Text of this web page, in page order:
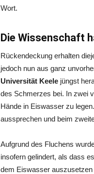
Wort.
Die Wissenschaft
Rückendeckung erhalten
jedoch nun aus ganz
Universität Keele jüngst
des Schmerzes bei. In zwei
Hände in Eiswasser zu
aussprechen und beim
Aufgrund des Fluchens
insofern gelindert, als dass
dem Eiswasser